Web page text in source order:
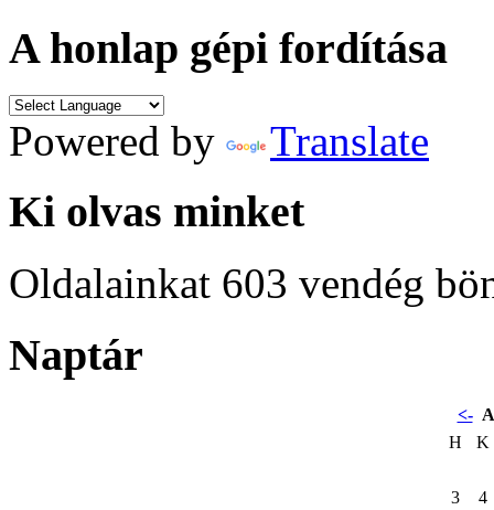
A honlap gépi fordítása
Powered by Translate
Ki olvas minket
Oldalainkat 603 vendég
Naptár
<-
H
K
3
4